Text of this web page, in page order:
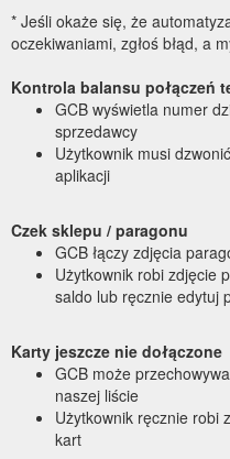
* Jeśli okaże się, że
oczekiwaniami, zgłoś błąd, a
Kontrola balansu połączeń
GCB wyświetla numer
sprzedawcy
Użytkownik musi
aplikacji
Czek sklepu / paragonu
GCB łączy zdjęcia
Użytkownik robi zdjęcie
saldo lub ręcznie edytuj
Karty jeszcze nie dołączone
GCB może
naszej liście
Użytkownik ręcznie robi
kart